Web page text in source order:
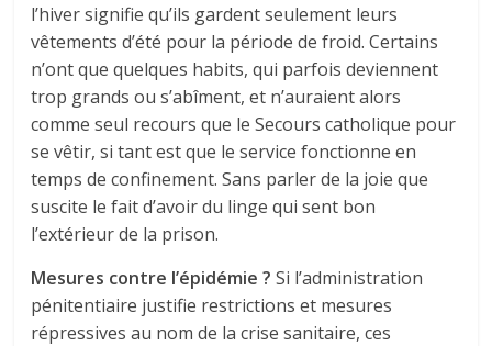
l’hiver signifie qu’ils gardent seulement leurs
vêtements d’été pour la période de froid. Certains
n’ont que quelques habits, qui parfois deviennent
trop grands ou s’abîment, et n’auraient alors
comme seul recours que le Secours catholique pour
se vêtir, si tant est que le service fonctionne en
temps de confinement. Sans parler de la joie que
suscite le fait d’avoir du linge qui sent bon
l’extérieur de la prison.
Mesures contre l’épidémie ? Si l’administration
pénitentiaire justifie restrictions et mesures
répressives au nom de la crise sanitaire, ces